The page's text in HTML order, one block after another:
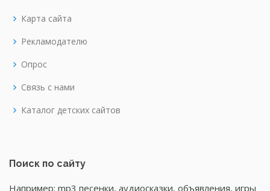
Карта сайта
Рекламодателю
Опрос
Связь с нами
Каталог детских сайтов
Поиск по сайту
Например: mp3 песенки, аудиосказки, объявления, игры